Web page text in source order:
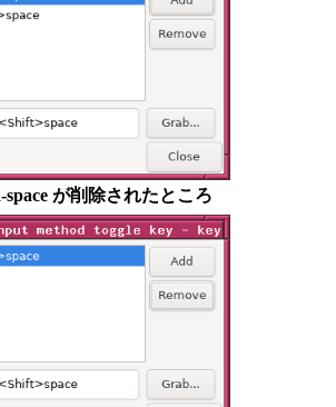
space が削除されたところ